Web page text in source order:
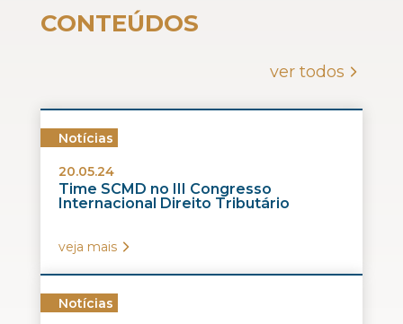
CONTEÚDOS
ver todos
Notícias
20.05.24
Time SCMD no III Congresso
Internacional Direito Tributário
veja mais
Notícias